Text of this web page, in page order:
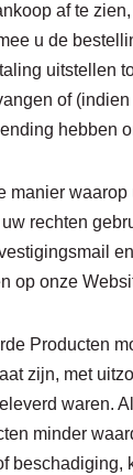
af te
u de
uitstellen
of
hebben
manier
rechten
op onze
Producten
zijn, met
waren.
minder
beschadiging,